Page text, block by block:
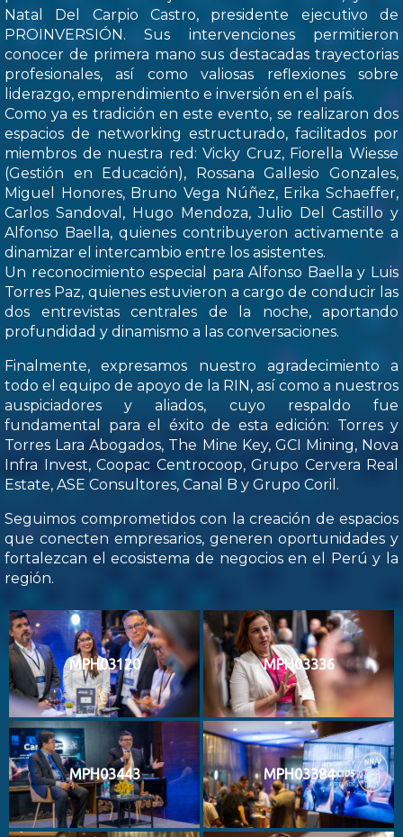
Natal Del Carpio Castro, presidente ejecutivo de
PROINVERSIÓN. Sus intervenciones permitieron
conocer de primera mano sus destacadas trayectorias
profesionales, así como valiosas reflexiones sobre
liderazgo, emprendimiento e inversión en el país.
Como ya es tradición en este evento, se realizaron dos
espacios de networking estructurado, facilitados por
miembros de nuestra red: Vicky Cruz, Fiorella Wiesse
(Gestión en Educación), Rossana Gallesio Gonzales,
Miguel Honores, Bruno Vega Núñez, Erika Schaeffer,
Carlos Sandoval, Hugo Mendoza, Julio Del Castillo y
Alfonso Baella, quienes contribuyeron activamente a
dinamizar el intercambio entre los asistentes.
Un reconocimiento especial para Alfonso Baella y Luis
Torres Paz, quienes estuvieron a cargo de conducir las
dos entrevistas centrales de la noche, aportando
profundidad y dinamismo a las conversaciones.
Finalmente, expresamos nuestro agradecimiento a
todo el equipo de apoyo de la RIN, así como a nuestros
auspiciadores y aliados, cuyo respaldo fue
fundamental para el éxito de esta edición: Torres y
Torres Lara Abogados, The Mine Key, GCI Mining, Nova
Infra Invest, Coopac Centrocoop, Grupo Cervera Real
Estate, ASE Consultores, Canal B y Grupo Coril.
Seguimos comprometidos con la creación de espacios
que conecten empresarios, generen oportunidades y
fortalezcan el ecosistema de negocios en el Perú y la
región.
MPH03120 MPH03336
MPH03443 MPH03384